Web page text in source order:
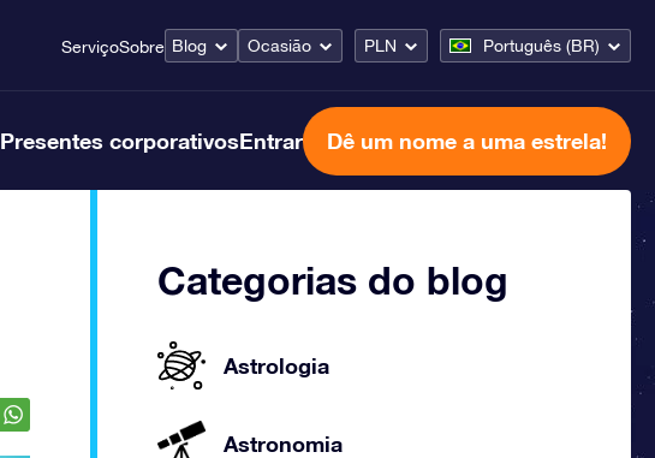
ServiçoSobre Blog Ocasião PLN Português (BR)
Presentes corporativosEntrar Dê um nome a uma estrela!
Categorias do blog
Astrologia
Astronomia